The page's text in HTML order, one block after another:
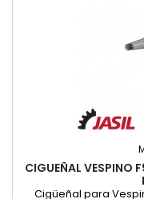
CIGUEÑAL VESPINO
Cigüeñal para